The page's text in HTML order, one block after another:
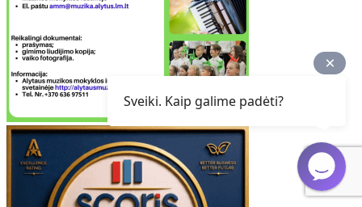
Sveiki. Kaip galime padėti?